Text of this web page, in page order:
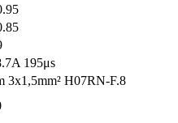
195μs
3x1,5mm² H07RN-F.8